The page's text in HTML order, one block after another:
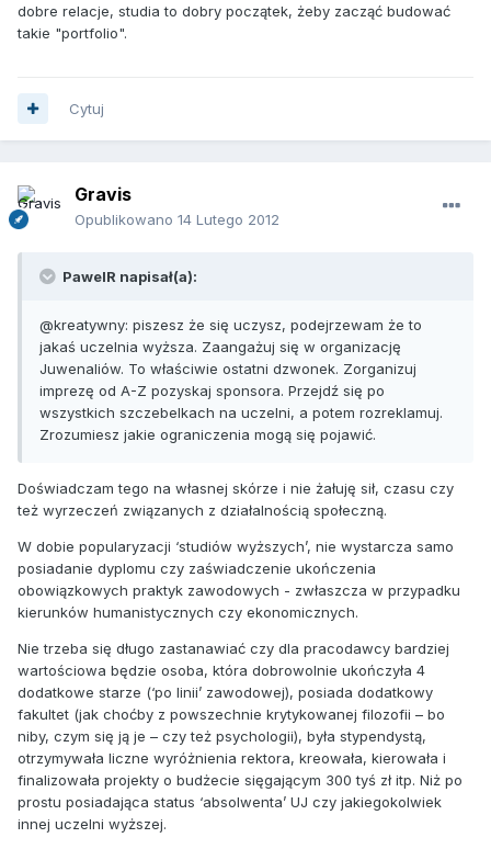
dobre relacje, studia to dobry początek, żeby zacząć budować
takie "portfolio".
Cytuj
Gravis
Opublikowano 14 Lutego 2012
PawelR napisał(a):
@kreatywny: piszesz że się uczysz, podejrzewam że to
jakaś uczelnia wyższa. Zaangażuj się w organizację
Juwenaliów. To właściwie ostatni dzwonek. Zorganizuj
imprezę od A-Z pozyskaj sponsora. Przejdź się po
wszystkich szczebelkach na uczelni, a potem rozreklamuj.
Zrozumiesz jakie ograniczenia mogą się pojawić.
Doświadczam tego na własnej skórze i nie żałuję sił, czasu czy
też wyrzeczeń związanych z działalnością społeczną.
W dobie popularyzacji ‘studiów wyższych’, nie wystarcza samo
posiadanie dyplomu czy zaświadczenie ukończenia
obowiązkowych praktyk zawodowych - zwłaszcza w przypadku
kierunków humanistycznych czy ekonomicznych.
Nie trzeba się długo zastanawiać czy dla pracodawcy bardziej
wartościowa będzie osoba, która dobrowolnie ukończyła 4
dodatkowe starze (‘po linii’ zawodowej), posiada dodatkowy
fakultet (jak choćby z powszechnie krytykowanej filozofii – bo
niby, czym się ją je – czy też psychologii), była stypendystą,
otrzymywała liczne wyróżnienia rektora, kreowała, kierowała i
finalizowała projekty o budżecie sięgającym 300 tyś zł itp. Niż po
prostu posiadająca status ‘absolwenta’ UJ czy jakiegokolwiek
innej uczelni wyższej.